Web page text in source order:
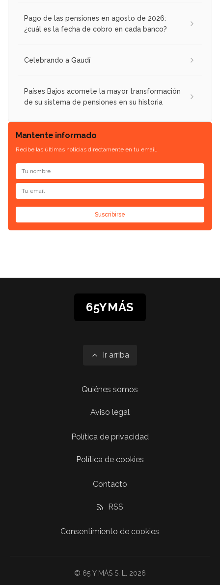
Pago de las pensiones en agosto de 2026:
¿cuál es la fecha de cobro en cada banco?
Celebrando a Gaudí
Países Bajos acomete la mayor transformación
de su sistema de pensiones en su historia
Mantente informado
Recibe las últimas noticias directamente en tu email.
Suscribirse
65YMÁS
Ir arriba
Quiénes somos
Aviso legal
Política de privacidad
Política de cookies
Contacto
RSS
Consentimiento de cookies
© 65 Y MÁS S. L. 2026